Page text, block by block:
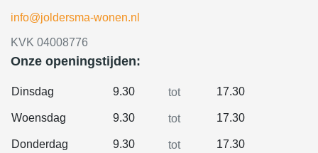
info@joldersma-wonen.nl
KVK 04008776
Onze openingstijden:
Dinsdag 9.30 tot 17.30
Woensdag 9.30 tot 17.30
Donderdag 9.30 tot 17.30